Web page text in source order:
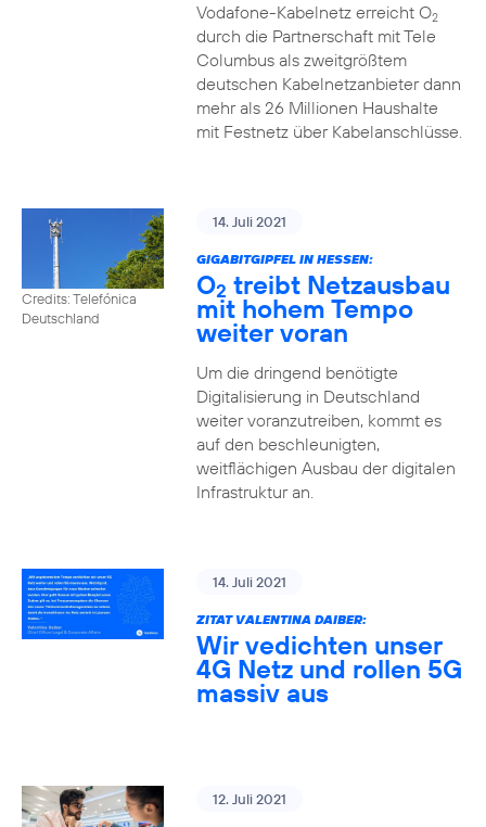
Vodafone-Kabelnetz erreicht O2
durch die Partnerschaft mit Tele
Columbus als zweitgrößtem
deutschen Kabelnetzanbieter dann
mehr als 26 Millionen Haushalte
mit Festnetz über Kabelanschlüsse.
Credits: Telefónica
Deutschland
14. Juli 2021
GIGABITGIPFEL IN HESSEN:
O2 treibt Netzausbau
mit hohem Tempo
weiter voran
Um die dringend benötigte
Digitalisierung in Deutschland
weiter voranzutreiben, kommt es
auf den beschleunigten,
weitflächigen Ausbau der digitalen
Infrastruktur an.
14. Juli 2021
ZITAT VALENTINA DAIBER:
Wir vedichten unser
4G Netz und rollen 5G
massiv aus
12. Juli 2021